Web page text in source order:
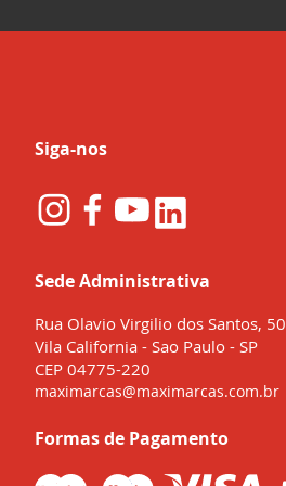
Siga-nos
Sede Administrativa
Rua Olavio Virgilio dos Santos, 50
Vila California - Sao Paulo - SP
CEP 04775-220
maximarcas@maximarcas.com.br
Formas de Pagamento